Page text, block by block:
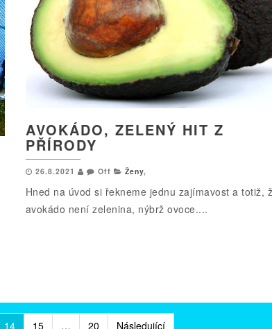
AVOKÁDO, ZELENÝ HIT Z
PŘÍRODY
26.8.2021 Off Ženy,
Hned na úvod si řekneme jednu zajímavost a totiž,
avokádo není zelenina, nýbrž ovoce....
14 15 … 20 Následující